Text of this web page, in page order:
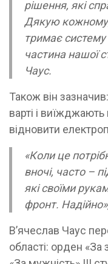
рішення, які
Дякую кожному,
тримає систему
частина нашої
Чаус.
Також він
варті і
відновити
«Коли це
вночі, часто –
які своїми
фронт.
В’ячеслав Чаус
області: орден «За